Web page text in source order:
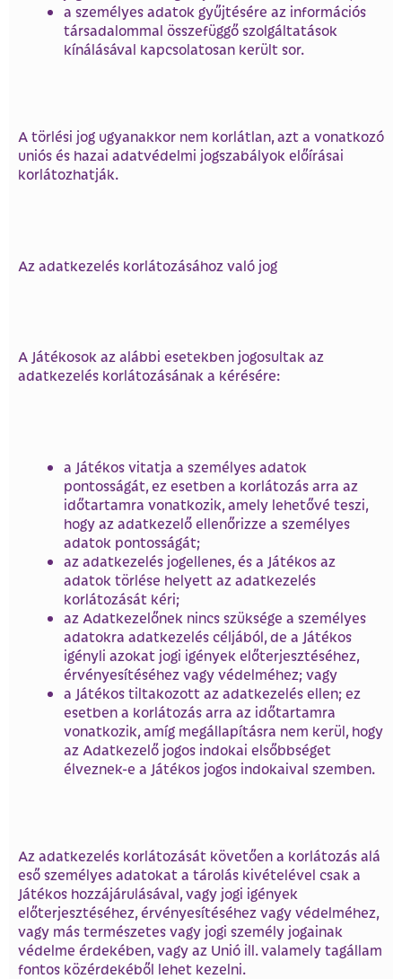
a személyes adatok gyűjtésére az információs
társadalommal összefüggő szolgáltatások
kínálásával kapcsolatosan került sor.
A törlési jog ugyanakkor nem korlátlan, azt a vonatkozó
uniós és hazai adatvédelmi jogszabályok előírásai
korlátozhatják.
Az adatkezelés korlátozásához való jog
A Játékosok az alábbi esetekben jogosultak az
adatkezelés korlátozásának a kérésére:
a Játékos vitatja a személyes adatok
pontosságát, ez esetben a korlátozás arra az
időtartamra vonatkozik, amely lehetővé teszi,
hogy az adatkezelő ellenőrizze a személyes
adatok pontosságát;
az adatkezelés jogellenes, és a Játékos az
adatok törlése helyett az adatkezelés
korlátozását kéri;
az Adatkezelőnek nincs szüksége a személyes
adatokra adatkezelés céljából, de a Játékos
igényli azokat jogi igények előterjesztéséhez,
érvényesítéséhez vagy védelméhez; vagy
a Játékos tiltakozott az adatkezelés ellen; ez
esetben a korlátozás arra az időtartamra
vonatkozik, amíg megállapításra nem kerül, hogy
az Adatkezelő jogos indokai elsőbbséget
élveznek-e a Játékos jogos indokaival szemben.
Az adatkezelés korlátozását követően a korlátozás alá
eső személyes adatokat a tárolás kivételével csak a
Játékos hozzájárulásával, vagy jogi igények
előterjesztéséhez, érvényesítéséhez vagy védelméhez,
vagy más természetes vagy jogi személy jogainak
védelme érdekében, vagy az Unió ill. valamely tagállam
fontos közérdekéből lehet kezelni.